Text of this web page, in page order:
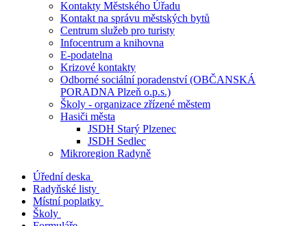
Kontakty Městského Úřadu
Kontakt na správu městských bytů
Centrum služeb pro turisty
Infocentrum a knihovna
E-podatelna
Krizové kontakty
Odborné sociální poradenství (OBČANSKÁ
PORADNA Plzeň o.p.s.)
Školy - organizace zřízené městem
Hasiči města
JSDH Starý Plzenec
JSDH Sedlec
Mikroregion Radyně
Úřední deska
Radyňské listy
Místní poplatky
Školy